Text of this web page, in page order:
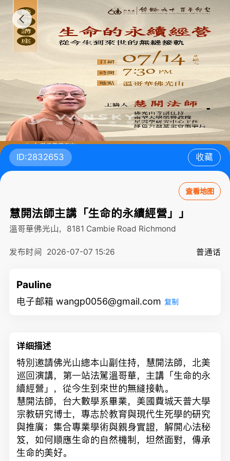
ID:2832653 收藏
查看地图
慧開法師主講「生命的永續經營」」
溫哥華佛光山，8181 Cambie Road Richmond
发布时间 2026-07-07 15:26 普通话
Pauline
电子邮箱 wangp0056@gmail.com 复制
详细描述
特別邀請佛光山總本山副住持，慧開法師，北美
巡回演講，第一站法駕溫哥華，主講「生命的永
續經營」，從今生到來世的無縫接軌。
慧開法師，台大數學系畢業，美國費城天普大學
宗教研究博士，專志於教育與現代生死學的研究
與推廣；集合專業學術與親身實證，解開心法秘
笈，如何順應生命的自然機制，坦然面對，傳承
生命的美好。